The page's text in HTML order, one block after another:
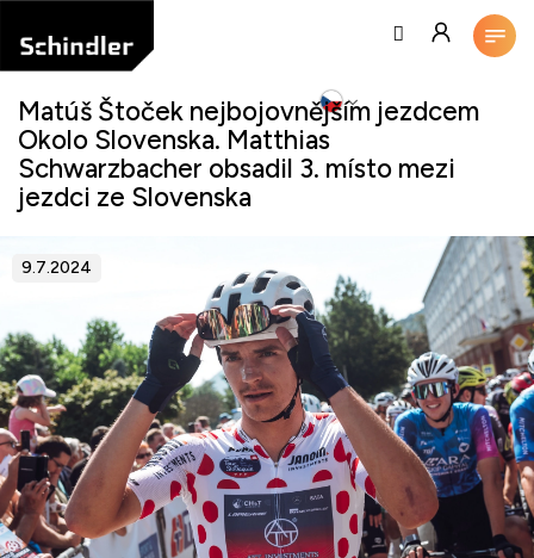
obsah
Matúš Štoček nejbojovnějším jezdcem
Okolo Slovenska. Matthias
Schwarzbacher obsadil 3. místo mezi
jezdci ze Slovenska
9.7.2024